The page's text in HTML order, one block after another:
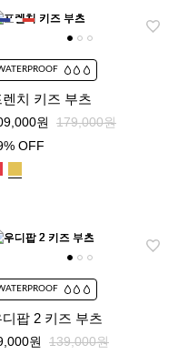
렌치 키즈 부츠
원
179,000원
OFF
디팝 2 키즈 부츠
원
139,000원